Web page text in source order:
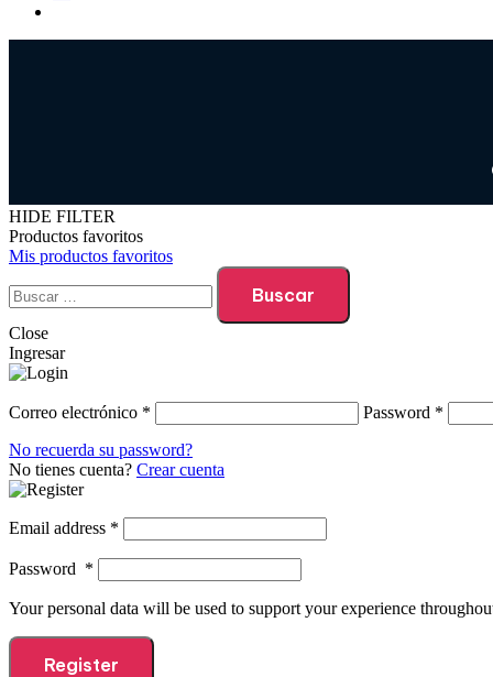
HIDE FILTER
Productos favoritos
Mis productos favoritos
Close
Ingresar
Correo electrónico * Password *
No recuerda su password?
No tienes cuenta? Crear cuenta
Email address *
Password *
Your personal data will be used to support your experience
Register